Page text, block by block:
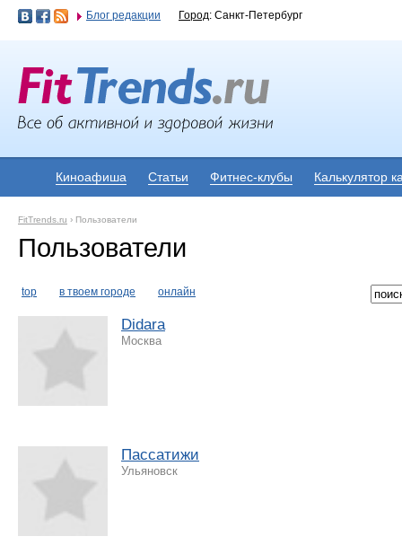
Блог редакции Город: Санкт-Петербург
Киноафиша Статьи Фитнес-клубы Калькулятор
FitTrends.ru › Пользователи
Пользователи
top в твоем городе онлайн
Didara
Москва
Пассатижи
Ульяновск